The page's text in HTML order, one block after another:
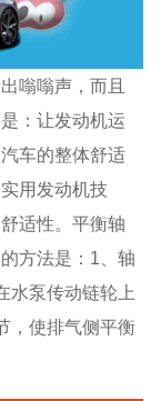
嗡嗡声，而且
：让发动机运
车的整体舒适
用发动机技
适性。平衡轴
方法是：1、轴
水泵传动链轮上
，使排气侧平衡